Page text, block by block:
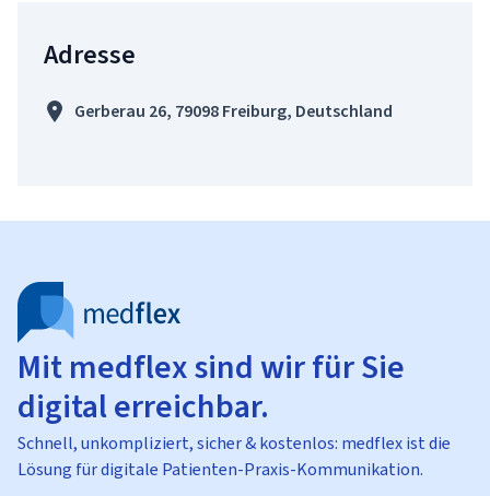
Adresse
Gerberau 26, 79098 Freiburg, Deutschland
Mit medflex sind wir für Sie
digital erreichbar.
Schnell, unkompliziert, sicher & kostenlos: medflex ist die
Lösung für digitale Patienten-Praxis-Kommunikation.